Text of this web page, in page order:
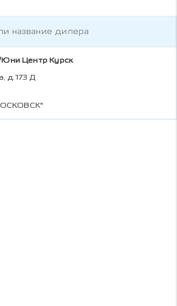
Юни Центр Курск
д.173 Д